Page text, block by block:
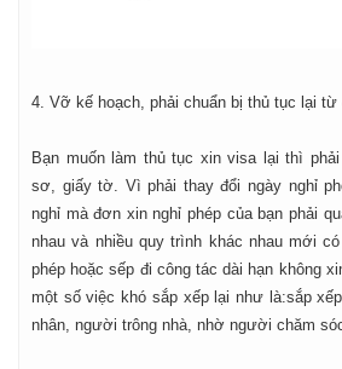
4. Vỡ kế hoạch, phải chuẩn bị thủ tục lại từ
Bạn muốn làm thủ tục xin visa lại thì
sơ, giấy tờ. Vì phải thay đổi ngày nghỉ
nghỉ mà đơn xin nghỉ phép của bạn phải
nhau và nhiều quy trình khác nhau mới
phép hoặc sếp đi công tác dài hạn không
một số việc khó sắp xếp lại như là:sắp
nhân, người trông nhà, nhờ người chăm